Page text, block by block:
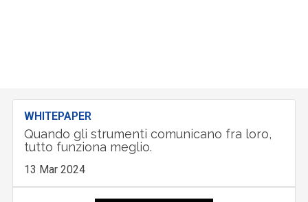
WHITEPAPER
Quando gli strumenti comunicano fra loro,
tutto funziona meglio.
13 Mar 2024